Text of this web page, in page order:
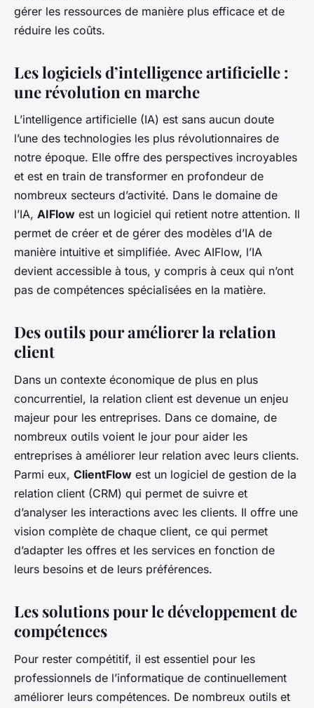
gérer les ressources de manière plus efficace et de
réduire les coûts.
Les logiciels d’intelligence artificielle :
une révolution en marche
L’intelligence artificielle (IA) est sans aucun doute
l’une des technologies les plus révolutionnaires de
notre époque. Elle offre des perspectives incroyables
et est en train de transformer en profondeur de
nombreux secteurs d’activité. Dans le domaine de
l’IA, AIFlow est un logiciel qui retient notre attention. Il
permet de créer et de gérer des modèles d’IA de
manière intuitive et simplifiée. Avec AIFlow, l’IA
devient accessible à tous, y compris à ceux qui n’ont
pas de compétences spécialisées en la matière.
Des outils pour améliorer la relation
client
Dans un contexte économique de plus en plus
concurrentiel, la relation client est devenue un enjeu
majeur pour les entreprises. Dans ce domaine, de
nombreux outils voient le jour pour aider les
entreprises à améliorer leur relation avec leurs clients.
Parmi eux, ClientFlow est un logiciel de gestion de la
relation client (CRM) qui permet de suivre et
d’analyser les interactions avec les clients. Il offre une
vision complète de chaque client, ce qui permet
d’adapter les offres et les services en fonction de
leurs besoins et de leurs préférences.
Les solutions pour le développement de
compétences
Pour rester compétitif, il est essentiel pour les
professionnels de l’informatique de continuellement
améliorer leurs compétences. De nombreux outils et